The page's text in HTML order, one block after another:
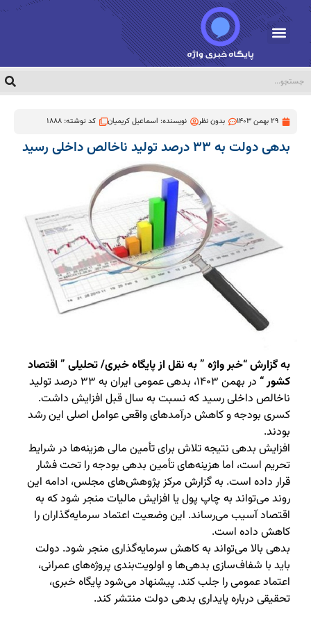
29 بهمن 1403 بدون نظر نویسنده: اسماعیل کریمیان کد نوشته: 1888
بدهی دولت به ۳۳ درصد تولید ناخالص داخلی رسید
به گزارش “خبر واژه ” به نقل از پایگاه خبری/ تحلیلی ” اقتصاد
کشور “
در بهمن ۱۴۰۳، بدهی عمومی ایران به ۳۳ درصد تولید
ناخالص داخلی رسید که نسبت به سال قبل افزایش داشت.
کسری بودجه و کاهش درآمدهای واقعی عوامل اصلی این رشد
بودند.
افزایش بدهی نتیجه تلاش برای تأمین مالی هزینه‌ها در شرایط
تحریم است، اما هزینه‌های تأمین بدهی بودجه را تحت فشار
قرار داده است. به گزارش مرکز پژوهش‌های مجلس، ادامه این
روند می‌تواند به چاپ پول یا افزایش مالیات منجر شود که به
اقتصاد آسیب می‌رساند. این وضعیت اعتماد سرمایه‌گذاران را
کاهش داده است.
بدهی بالا می‌تواند به کاهش سرمایه‌گذاری منجر شود. دولت
باید با شفاف‌سازی بدهی‌ها و اولویت‌بندی پروژه‌های عمرانی،
اعتماد عمومی را جلب کند. پیشنهاد می‌شود پایگاه خبری،
تحقیقی درباره پایداری بدهی دولت منتشر کند.